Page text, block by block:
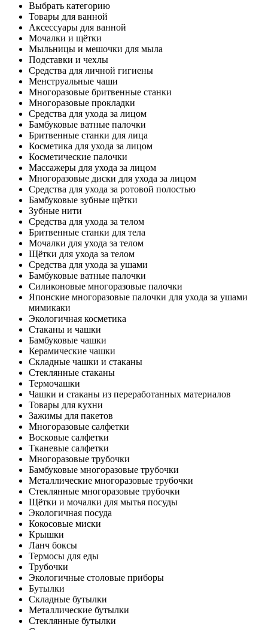
Выбрать категорию
Товары для ванной
Аксессуары для ванной
Мочалки и щётки
Мыльницы и мешочки для мыла
Подставки и чехлы
Средства для личной гигиены
Менструальные чаши
Многоразовые бритвенные станки
Многоразовые прокладки
Средства для ухода за лицом
Бамбуковые ватные палочки
Бритвенные станки для лица
Косметика для ухода за лицом
Косметические палочки
Массажеры для ухода за лицом
Многоразовые диски для ухода за лицом
Средства для ухода за ротовой полостью
Бамбуковые зубные щётки
Зубные нити
Средства для ухода за телом
Бритвенные станки для тела
Мочалки для ухода за телом
Щётки для ухода за телом
Средства для ухода за ушами
Бамбуковые ватные палочки
Силиконовые многоразовые палочки
Японские многоразовые палочки для ухода за ушами
мимикаки
Экологичная косметика
Стаканы и чашки
Бамбуковые чашки
Керамические чашки
Складные чашки и стаканы
Стеклянные стаканы
Термочашки
Чашки и стаканы из переработанных материалов
Товары для кухни
Зажимы для пакетов
Многоразовые салфетки
Восковые салфетки
Тканевые салфетки
Многоразовые трубочки
Бамбуковые многоразовые трубочки
Металлические многоразовые трубочки
Стеклянные многоразовые трубочки
Щётки и мочалки для мытья посуды
Экологичная посуда
Кокосовые миски
Крышки
Ланч боксы
Термосы для еды
Трубочки
Экологичные столовые приборы
Бутылки
Складные бутылки
Металлические бутылки
Стеклянные бутылки